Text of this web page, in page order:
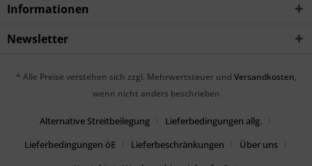
Informationen
Newsletter
* Alle Preise verstehen sich zzgl. Mehrwertsteuer und Versandkosten,
wenn nicht anders beschrieben
Alternative Streitbeilegung
Lieferbedingungen allg.
Lieferbedingungen öE
Lieferbeschränkungen
Über uns